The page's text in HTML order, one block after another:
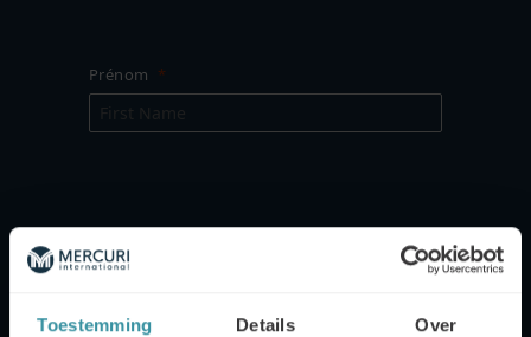
Toestemming Details Over
Prénom
Nom de l'entreprise